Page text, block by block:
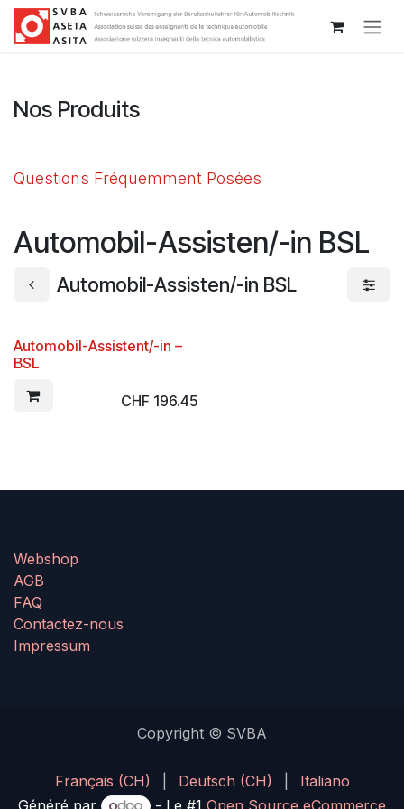
Se rendre au contenu
Nos Produits
Questions Fréquemment Posées
Automobil-Assisten/-in BSL
Automobil-Assisten/-in BSL
Automobil-Assistent/-in –
BSL
CHF 196.45
Webshop
AGB
FAQ
Contactez-nous
Impressum
Copyright © SVBA
Français (CH) Deutsch (CH)
Italiano
Généré par
- Le #1 Open Source eCommerce